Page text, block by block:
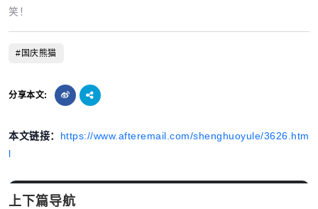
笑！
#国庆熊猫
分享本文:
本文链接： https://www.afteremail.com/shenghuoyule/3626.htm
l
上下篇导航